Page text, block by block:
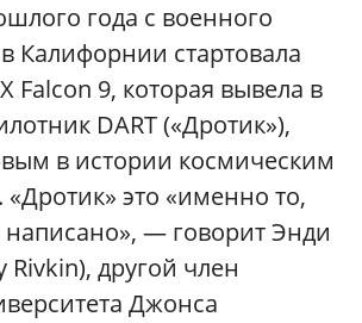
года с военного
Калифорнии стартовала
Falcon 9, которая вывела в
DART («Дротик»),
в истории космическим
«Дротик» это «именно то,
— говорит Энди
Rivkin), другой член
Джонса